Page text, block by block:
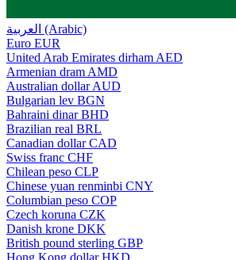
العربية (Arabic)
Euro EUR
United Arab Emirates dirham AED
Armenian dram AMD
Australian dollar AUD
Bulgarian lev BGN
Bahraini dinar BHD
Brazilian real BRL
Canadian dollar CAD
Swiss franc CHF
Chilean peso CLP
Chinese yuan renminbi CNY
Columbian peso COP
Czech koruna CZK
Danish krone DKK
British pound sterling GBP